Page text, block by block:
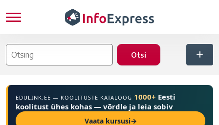
EDULINK.EE — KOOLITUSTE KATALOOG 1000+ Eesti
koolitust ühes kohas — võrdle ja leia sobiv
Vaata kursusi→